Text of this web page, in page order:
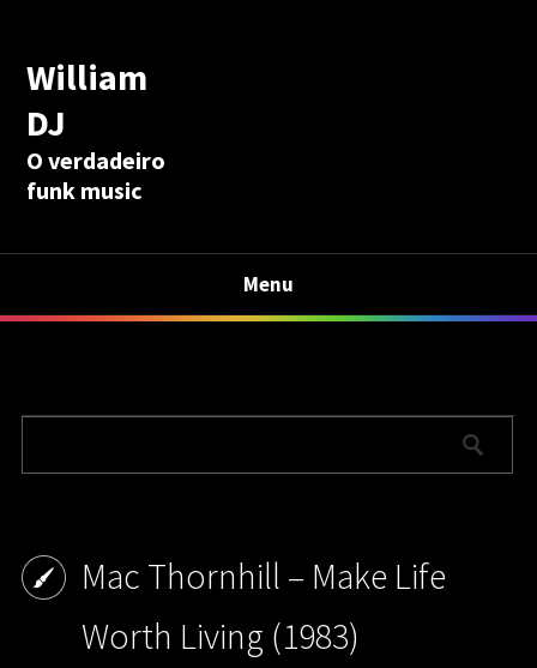
William
DJ
O verdadeiro
funk music
Menu
Mac Thornhill – Make Life
Worth Living (1983)